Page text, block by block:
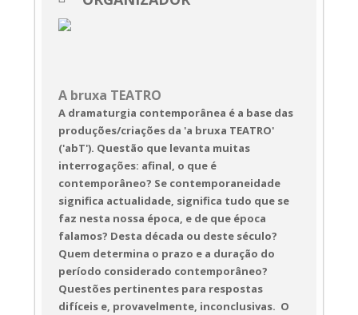
23 a 25 de março
a bruxa TEATRO . Évora
21h00
Entrada Livre
Faixa Etária: M/14
Espetáculo inserido na call do
Artes à Rua
A bruxa TEATRO
A dramaturgia contemporânea é a base das
produções/criações da 'a bruxa TEATRO'
('abT'). Questão que levanta muitas
interrogações: afinal, o que é
contemporâneo? Se contemporaneidade
significa actualidade, significa tudo que se
faz nesta nossa época, e de que época
falamos? Desta década ou deste século?
Quem determina o prazo e a duração do
período considerado contemporâneo?
Questões pertinentes para respostas
difíceis e, provavelmente, inconclusivas. ​ O